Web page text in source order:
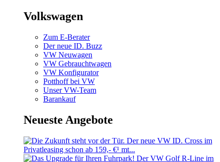
Volkswagen
Zum E-Berater
Der neue ID. Buzz
VW Neuwagen
VW Gebrauchtwagen
VW Konfigurator
Potthoff bei VW
Unser VW-Team
Barankauf
Neueste Angebote